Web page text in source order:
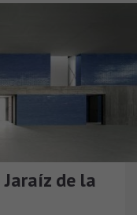
de la